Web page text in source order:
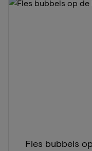
Fles bubbels